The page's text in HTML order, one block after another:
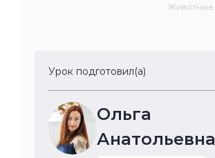
Животные
Урок подготовил(а)
Ольга
Анатольевна